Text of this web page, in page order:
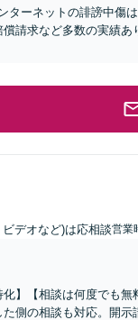
ターネットの誹謗中傷
請求など多数の実績
デオなど)は応相談営業
】【相談は何度でも
側の相談も対応。開示